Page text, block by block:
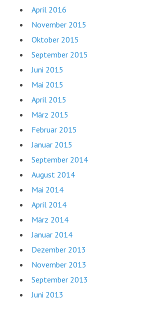
April 2016
November 2015
Oktober 2015
September 2015
Juni 2015
Mai 2015
April 2015
März 2015
Februar 2015
Januar 2015
September 2014
August 2014
Mai 2014
April 2014
März 2014
Januar 2014
Dezember 2013
November 2013
September 2013
Juni 2013